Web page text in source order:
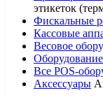
этикеток
Фискальные
Кассовые
Весовое
Все POS-
Аксессуары